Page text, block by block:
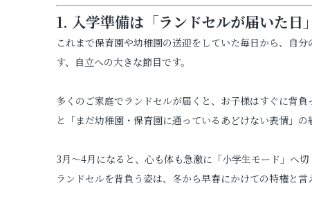
1. 入学準備は「ランドセルが届いた日
これまで保育園や幼稚園の送迎をしていた毎日から、自
す、自立への大きな節目です。
多くのご家庭でランドセルが届くと、お子様はすぐに背
と「まだ幼稚園・保育園に通っているあどけない表情」
3月〜4月になると、心も体も急激に「小学生モード」へ
ランドセルを背負う姿は、冬から早春にかけての特権と言